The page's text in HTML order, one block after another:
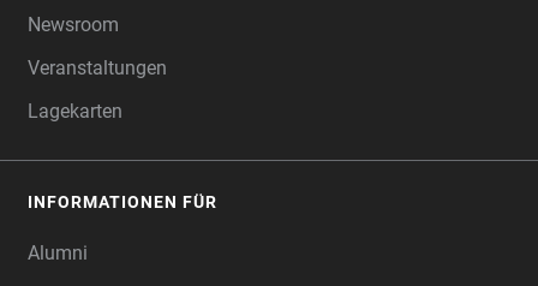
Newsroom
Veranstaltungen
Lagekarten
INFORMATIONEN FÜR
Alumni